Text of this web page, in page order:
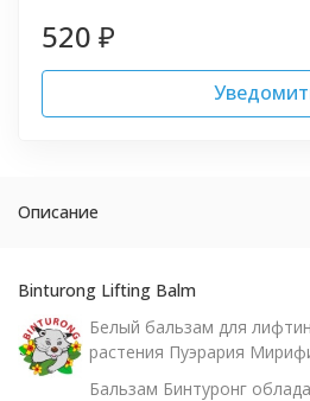
520 ₽
Описание
Binturong Lifting Balm
Белый бальзам для
растения Пуэрария
Бальзам Бинтуронг